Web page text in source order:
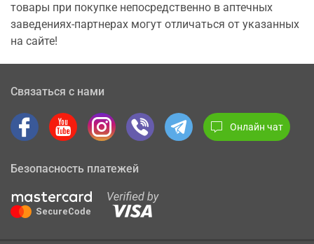
товары при покупке непосредственно в аптечных
заведениях-партнерах могут отличаться от указанных
на сайте!
Связаться с нами
Онлайн чат
Безопасность платежей